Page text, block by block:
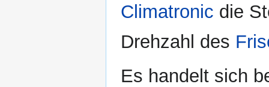
Climatronic die
Drehzahl des
Es handelt sich